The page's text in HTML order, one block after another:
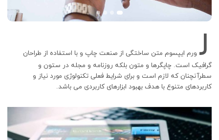
ل ورم ایپسوم متن ساختگی از صنعت چاپ و با استفاده از طراحان
گرافیک است. چاپگرها و متون بلکه روزنامه و مجله در ستون و
سطرآنچنان که لازم است و برای شرایط فعلی تکنولوژی مورد نیاز و
کاربردهای متنوع با هدف بهبود ابزارهای کاربردی می باشد.